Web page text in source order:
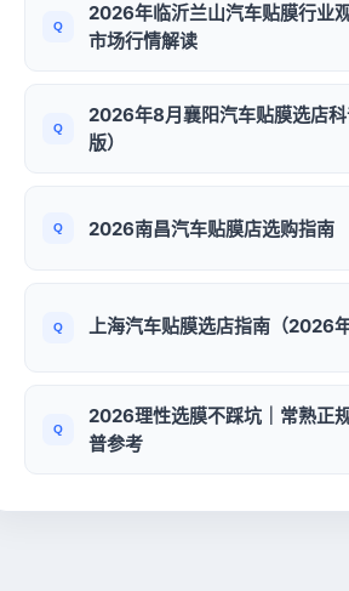
2026年临沂兰山汽车贴膜行业
市场行情解读
2026年8月襄阳汽车贴膜选店
版）
2026南昌汽车贴膜店选购指南
上海汽车贴膜选店指南（2026
2026理性选膜不踩坑｜常熟正
普参考